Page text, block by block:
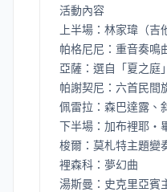
活動內容
上半場：林家瑋（吉
帕格尼尼：重音奏鳴
亞薩：選自「夏之庭
帕謝契尼：六首民間
佩雷拉：森巴達露、
下半場：加布裡耶
梭爾：莫札特主題變
裡森科：夢幻曲
湯斯曼：史克里亞賓